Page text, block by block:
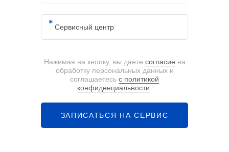
Нажимая на кнопку, вы даете согласие на
обработку персональных данных и
соглашаетесь с политикой
конфиденциальности
ЗАПИСАТЬСЯ НА СЕРВИС